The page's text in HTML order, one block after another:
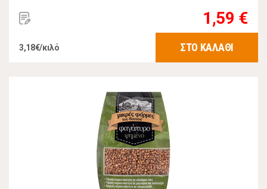
1,59 €
3,18€/κιλό ΣΤΟ ΚΑΛΑΘΙ